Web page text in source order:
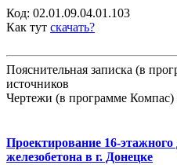
Код: 02.01.09.04.01.103
Как тут скачать?
Пояснительная записка (в
источников
Чертежи (в программе Компас)
Проектирование 16-
железобетона в г. Донецке